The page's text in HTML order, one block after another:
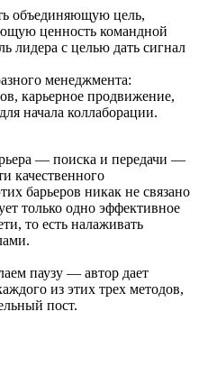
объединяющую цель,
ценность командной
лидера с целью дать сигнал
менеджмента:
карьерное продвижение,
начала коллаборации.
— поиска и передачи —
качественного
барьеров никак не связано
только одно эффективное
то есть налаживать
паузу — автор дает
из этих трех методов,
пост.